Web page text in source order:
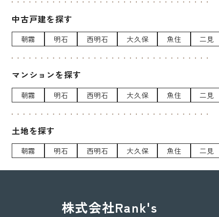
中古戸建を探す
朝霧 明石 西明石 大久保 魚住 二見
マンションを探す
朝霧 明石 西明石 大久保 魚住 二見
土地を探す
朝霧 明石 西明石 大久保 魚住 二見
株式会社Rank's